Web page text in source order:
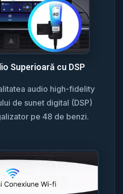
Superioară cu DSP
audio high-fidelity
de sunet digital (DSP)
pe 48 de benzi.